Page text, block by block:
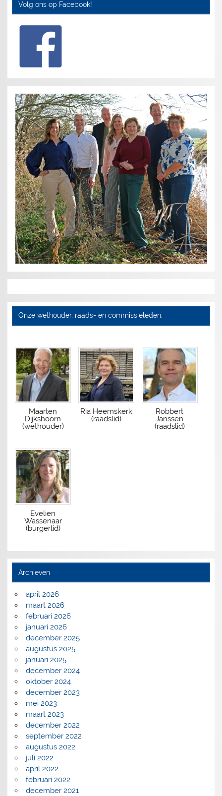
Volg ons op Facebook!
Onze wethouder, raads- en commissieleden:
Maarten
Dijkshoorn
(wethouder)
Ria Heemskerk
(raadslid)
Robbert
Janssen
(raadslid)
Evelien
Wassenaar
(burgerlid)
Archieven
april 2026
maart 2026
februari 2026
januari 2026
december 2025
augustus 2025
januari 2025
december 2024
oktober 2024
december 2023
mei 2023
maart 2023
december 2022
september 2022
augustus 2022
juli 2022
april 2022
februari 2022
december 2021